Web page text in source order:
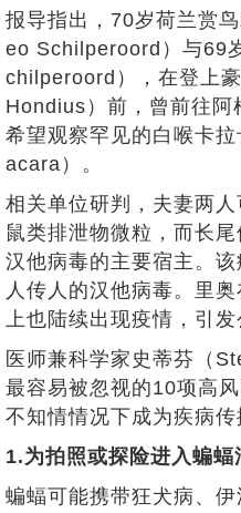
报导指出，70岁荷兰赏
eo Schilperoord）与69
chilperoord），在登上
Hondius）前，曾前往阿
希望观察罕见的白喉卡
acara）。
相关单位研判，夫妻两
鼠类排泄物微粒，而长
汉他病毒的主要宿主。
人传人的汉他病毒。里
上也陆续出现疫情，引发
医师兼科学家史蒂芬（
最容易被忽视的10项高
不知情情况下成为疾病传
1.为拍照或探险进入蝙蝠
蝙蝠可能携带狂犬病、